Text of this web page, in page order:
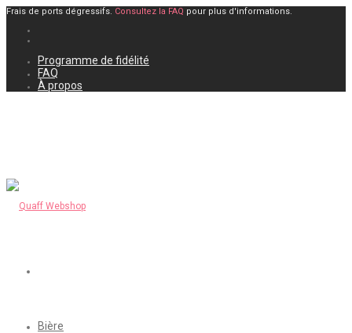
Frais de ports dégressifs. Consultez la FAQ pour plus d'informations.
Programme de fidélité
FAQ
À propos
Bière